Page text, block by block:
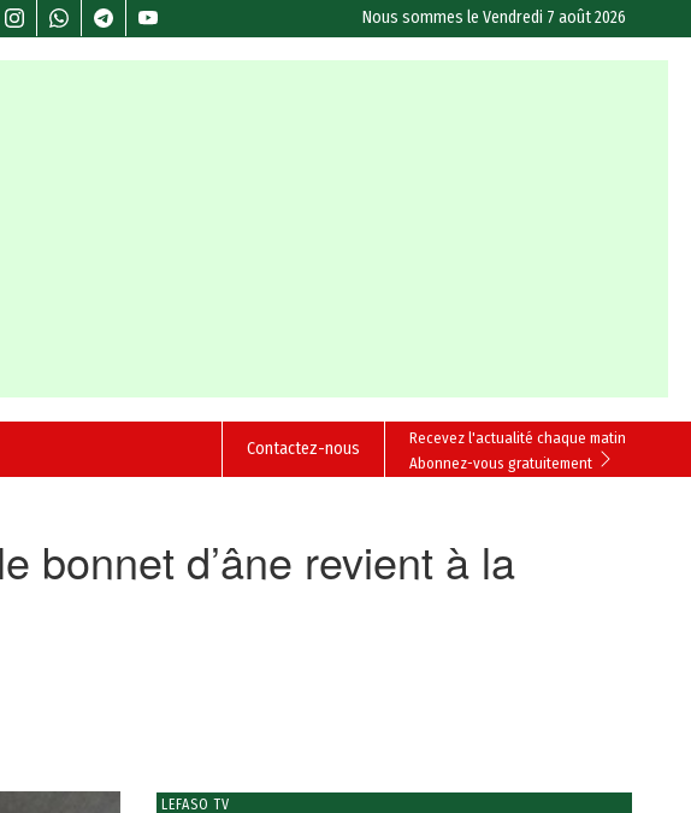
Nous sommes leVendredi 7 août 2026
Recevez l'actualité chaque matin
Abonnez-vous gratuitement
Contactez-nous
bonnet d’âne revient à la
LEFASO TV